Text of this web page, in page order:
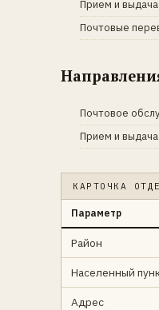
Прием и
Почтовые
Почтовое
Прием и
КАРТОЧКА
Параметр
Район
Населенный
Адрес